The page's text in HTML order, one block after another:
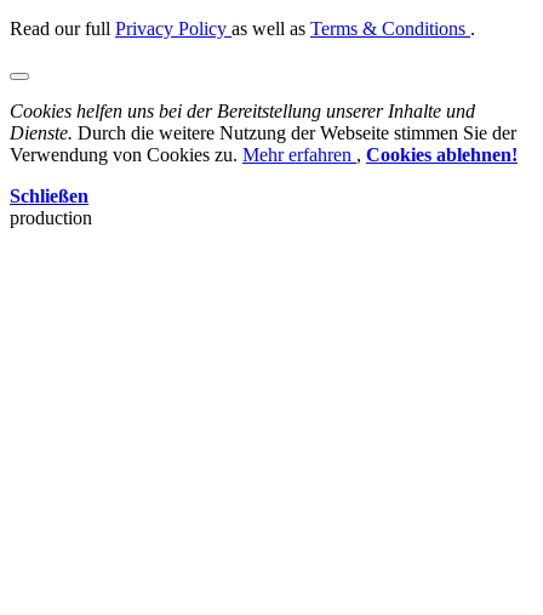
Read our full Privacy Policy as well as Terms & Conditions .
Cookies helfen uns bei der Bereitstellung unserer Inhalte und
Dienste. Durch die weitere Nutzung der Webseite stimmen Sie der
Verwendung von Cookies zu. Mehr erfahren , Cookies ablehnen!
Schließen
production